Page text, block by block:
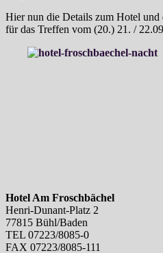
Hier nun die Details zum Hotel
für das Treffen vom (20.) 21. /
Hotel Am Froschbächel
Henri-Dunant-Platz 2
77815 Bühl/Baden
TEL 07223/8085-0
FAX 07223/8085-111